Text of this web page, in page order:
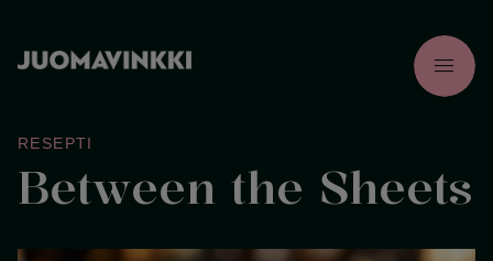
menu
RESEPTI
Between the Sheets